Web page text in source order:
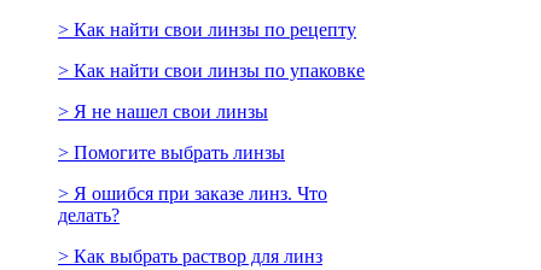
> Как найти свои линзы по рецепту
> Как найти свои линзы по упаковке
> Я не нашел свои линзы
> Помогите выбрать линзы
> Я ошибся при заказе линз. Что
делать?
> Как выбрать раствор для линз